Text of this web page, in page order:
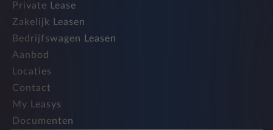
Private Lease
Zakelijk Leasen
Bedrijfswagen Leasen
Aanbod
Locaties
Contact
My Leasys
Documenten